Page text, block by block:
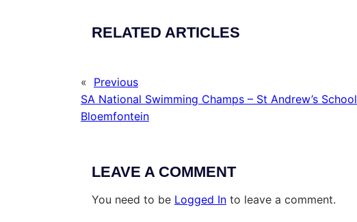
RELATED ARTICLES
« Previous
SA National Swimming Champs – St Andrew’s School
Bloemfontein
LEAVE A COMMENT
You need to be Logged In to leave a comment.